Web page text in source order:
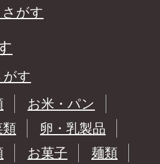
がす
す
お米・パン
類
卵・乳製品
お菓子
麺類